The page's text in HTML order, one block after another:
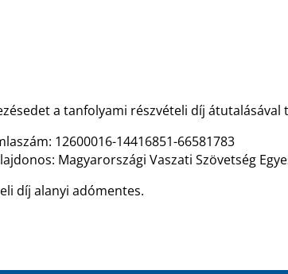
a tanfolyami részvételi díj
12600016-14416851-66581783
Magyarországi Vaszati Szövetség
díj alanyi adómentes.